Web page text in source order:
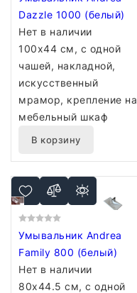
Dazzle 1000 (белый)
Нет в наличии
100x44 см, с одной
чашей, накладной,
искусственный
мрамор, крепление на
мебельный шкаф
В корзину
Умывальник Andrea
Family 800 (белый)
Нет в наличии
80x44.5 см, с одной